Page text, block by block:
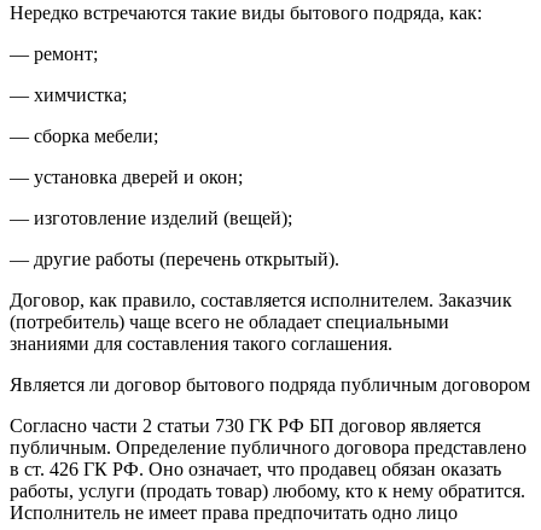
Нередко встречаются такие виды бытового подряда, как:
— ремонт;
— химчистка;
— сборка мебели;
— установка дверей и окон;
— изготовление изделий (вещей);
— другие работы (перечень открытый).
Договор, как правило, составляется исполнителем. Заказчик
(потребитель) чаще всего не обладает специальными
знаниями для составления такого соглашения.
Является ли договор бытового подряда публичным договором
Согласно части 2 статьи 730 ГК РФ БП договор является
публичным. Определение публичного договора представлено
в ст. 426 ГК РФ. Оно означает, что продавец обязан оказать
работы, услуги (продать товар) любому, кто к нему обратится.
Исполнитель не имеет права предпочитать одно лицо